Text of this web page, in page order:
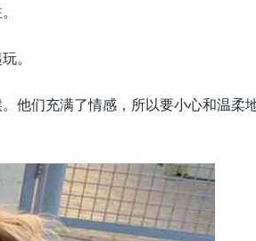
。
他们充满了情感，所以要小心和温柔